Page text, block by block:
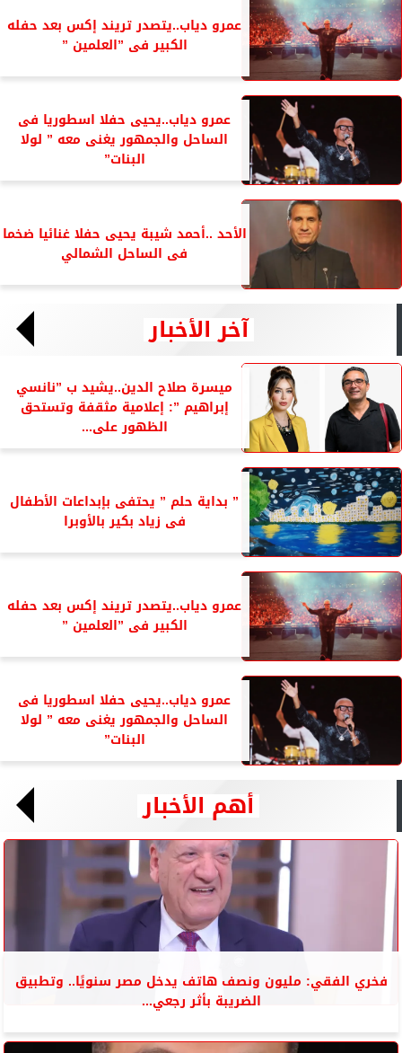
عمرو دياب..يتصدر تريند إكس بعد حفله
الكبير فى ”العلمين ”
عمرو دياب..يحيى حفلا اسطوريا فى
الساحل والجمهور يغنى معه ” لولا
البنات”
الأحد ..أحمد شيبة يحيى حفلا غنائيا ضخما
فى الساحل الشمالي
آخر الأخبار
ميسرة صلاح الدين..يشيد ب ”نانسي
إبراهيم ”: إعلامية مثقفة وتستحق
الظهور على...
” بداية حلم ” يحتفى بإبداعات الأطفال
فى زياد بكير بالأوبرا
عمرو دياب..يتصدر تريند إكس بعد حفله
الكبير فى ”العلمين ”
عمرو دياب..يحيى حفلا اسطوريا فى
الساحل والجمهور يغنى معه ” لولا
البنات”
أهم الأخبار
فخري الفقي: مليون ونصف هاتف يدخل مصر سنويًا.. وتطبيق
الضريبة بأثر رجعي...